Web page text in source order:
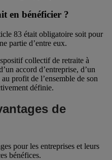
en bénéficier ?
83 était obligatoire soit pour
partie d’entre eux.
collectif de retraite à
accord d’entreprise, d’un
profit de l’ensemble de son
définie.
de
pour les entreprises et leurs
bénéfices.